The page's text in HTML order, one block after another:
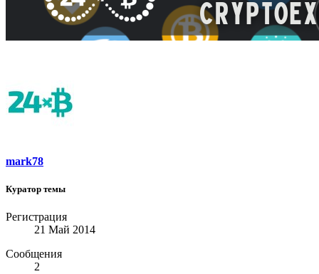
mark78
Куратор темы
Регистрация
21 Май 2014
Сообщения
2